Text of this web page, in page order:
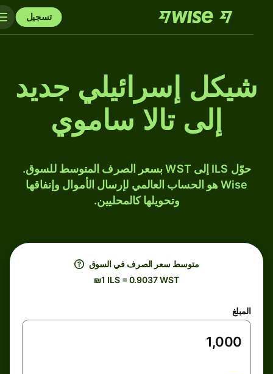
تسجيل
شيكل إسرائيلي جديد
إلى تالا ساموي
حوّل ILS إلى WST بسعر الصرف المتوسط للسوق.
Wise هو الحساب العالمي لإرسال الأموال وإنفاقها
وتحويلها كالمحليين.
متوسط ​​سعر الصرف في السوق
₪1 ILS = 0.9037 WST
المبلغ